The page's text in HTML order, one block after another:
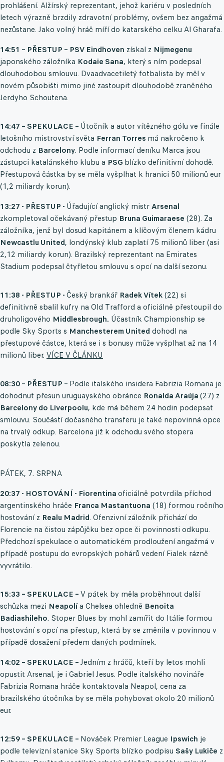
prohlášení. Alžírský reprezentant, jehož kariéru v posledních
letech výrazně brzdily zdravotní problémy, ovšem bez angažmá
nezůstane. Jako volný hráč míří do katarského celku Al Gharafa.
14:51 – PŘESTUP – PSV Eindhoven získal z Nijmegenu
japonského záložníka Kodaie Sana, který s ním podepsal
dlouhodobou smlouvu. Dvaadvacetiletý fotbalista by měl v
novém působišti mimo jiné zastoupit dlouhodobě zraněného
Jerdyho Schoutena.
14:47 – SPEKULACE – Útočník a autor vítězného gólu ve finále
letošního mistrovství světa Ferran Torres má nakročeno k
odchodu z Barcelony. Podle informací deníku Marca jsou
zástupci katalánského klubu a PSG blízko definitivní dohodě.
Přestupová částka by se měla vyšplhat k hranici 50 milionů eur
(1,2 miliardy korun).
13:27 - PŘESTUP - Úřadující anglický mistr Arsenal
zkompletoval očekávaný přestup Bruna Guimaraese (28). Za
záložníka, jenž byl dosud kapitánem a klíčovým členem kádru
Newcastlu United, londýnský klub zaplatí 75 milionů liber (asi
2,12 miliardy korun). Brazilský reprezentant na Emirates
Stadium podepsal čtyřletou smlouvu s opcí na další sezonu.
11:38 - PŘESTUP - Český brankář Radek Vítek (22) si
definitivně sbalil kufry na Old Trafford a oficiálně přestoupil do
druholigového Middlesbrough. Účastník Championship se
podle Sky Sports s Manchesterem United dohodl na
přestupové částce, která se i s bonusy může vyšplhat až na 14
milionů liber. VÍCE V ČLÁNKU
08:30 – PŘESTUP – Podle italského insidera Fabrizia Romana je
dohodnut přesun uruguayského obránce Ronalda Araúja (27) z
Barcelony do Liverpoolu, kde má během 24 hodin podepsat
smlouvu. Součástí dočasného transferu je také nepovinná opce
na trvalý odkup. Barcelona již k odchodu svého stopera
poskytla zelenou.
PÁTEK, 7. SRPNA
20:37 - HOSTOVÁNÍ - Fiorentina oficiálně potvrdila příchod
argentinského hráče Franca Mastantuona (18) formou ročního
hostování z Realu Madrid. Ofenzivní záložník přichází do
Florencie na čistou zápůjčku bez opce či povinnosti odkupu.
Předchozí spekulace o automatickém prodloužení angažmá v
případě postupu do evropských pohárů vedení Fialek rázně
vyvrátilo.
15:33 – SPEKULACE – V pátek by měla proběhnout další
schůzka mezi Neapolía Chelsea ohledně Benoita
Badiashileho. Stoper Blues by mohl zamířit do Itálie formou
hostování s opcí na přestup, která by se změnila v povinnou v
případě dosažení předem daných podmínek.
14:02 – SPEKULACE – Jedním z hráčů, kteří by letos mohli
opustit Arsenal, je i Gabriel Jesus. Podle italského novináře
Fabrizia Romana hráče kontaktovala Neapol, cena za
brazilského útočníka by se měla pohybovat okolo 20 milionů
eur.
12:59 – SPEKULACE – Nováček Premier League Ipswich je
podle televizní stanice Sky Sports blízko podpisu Sašy Lukiče z